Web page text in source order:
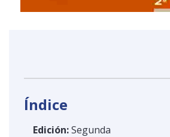
Índice
Edición:Segunda